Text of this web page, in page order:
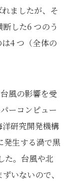
ましたが、そ
した6 つのう
4 つ（全体の
風の影響を受
ーコンピュー
研究開発機構
発生する渦で黒
た。台風や北
いないので、